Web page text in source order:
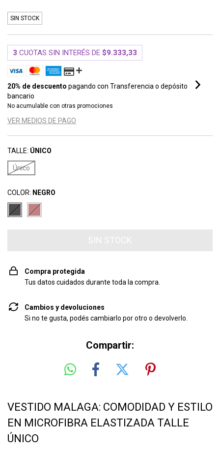
SIN STOCK
3 CUOTAS SIN INTERÉS DE $9.333,33
20% de descuento pagando con Transferencia o depósito
bancario
No acumulable con otras promociones
VER MEDIOS DE PAGO
TALLE: ÚNICO
Único
COLOR: NEGRO
Compra protegida
Tus datos cuidados durante toda la compra.
Cambios y devoluciones
Si no te gusta, podés cambiarlo por otro o devolverlo.
Compartir:
VESTIDO MALAGA: COMODIDAD Y ESTILO
EN MICROFIBRA ELASTIZADA TALLE
ÚNICO